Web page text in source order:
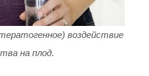
воздействие
на плод.